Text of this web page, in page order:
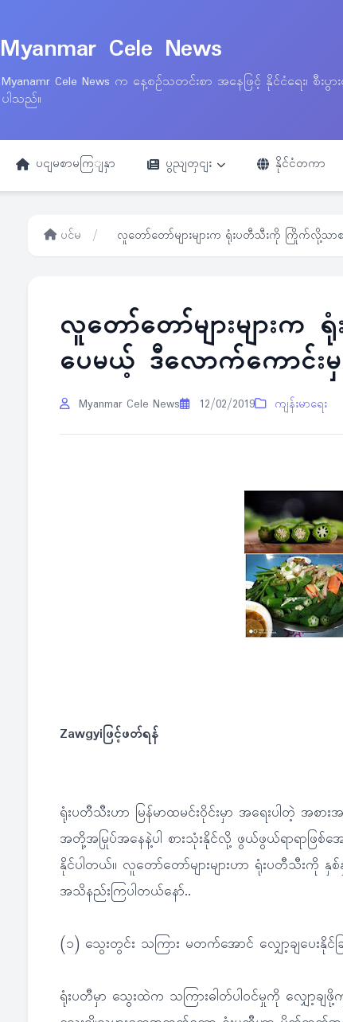
Myanmar Cele News
Myanamr Cele News က နေ့စဉ်သတင်းစာ အနေဖြင့် နိုင်ငံရေး၊
ပါသည်။
ပငျမစာမကြျနှာ ပွညျတှငျး နိုင်ငံတကာ
ပင်မ / လူတော်တော်များများက ရုံးပတီသီးကို ကြိုက်လို့သာ
လူတော်တော်များများ
ပေမယ့် ဒီလောက်ကောင်း
Myanmar Cele News 12/02/2019 ကျန်းမာရေး
Zawgyiဖြင့်ဖတ်ရန်
ရုံးပတီသီးဟာ မြန်မာထမင်းဝိုင်းမှာ အရေးပါတဲ့ အစ
အတို့အမြုပ်အနေနဲ့ပါ စားသုံးနိုင်လို့ ဖွယ်ဖွယ်ရာရာဖ
နိုင်ပါတယ်။ လူတော်တော်များများဟာ ရုံးပတီသီးကို နှစ်
အသိနည်းကြပါတယ်နော်..
(၁) သွေးတွင်း သကြား မတက်အောင် လျှော့ချပေးနိုင်ခ
ရုံးပတီမှာ သွေးထဲက သကြားဓါတ်ပါဝင်မှုကို လျှော့